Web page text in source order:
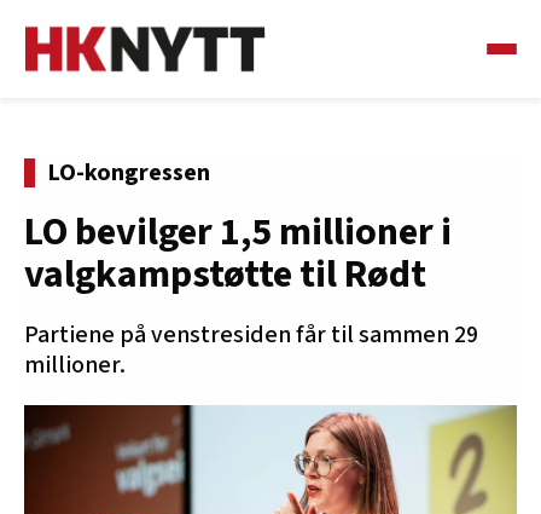
LO-kongressen
LO bevilger 1,5 millioner i
valgkampstøtte til Rødt
Partiene på venstresiden får til sammen 29
millioner.